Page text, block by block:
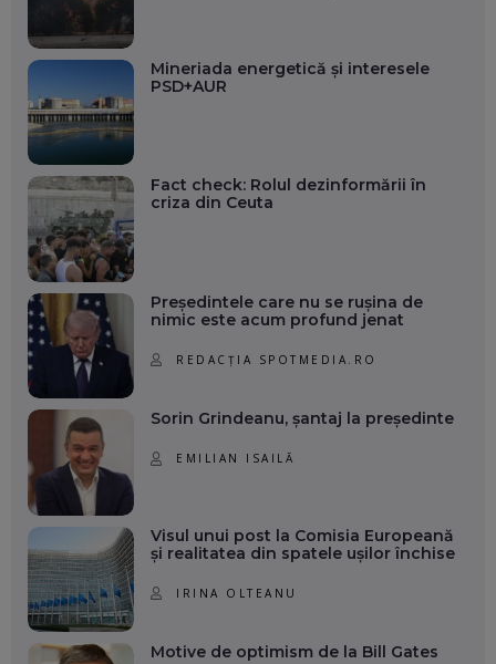
Mineriada energetică și interesele
PSD+AUR
Fact check: Rolul dezinformării în
criza din Ceuta
Președintele care nu se rușina de
nimic este acum profund jenat
REDACȚIA SPOTMEDIA.RO
Sorin Grindeanu, șantaj la președinte
EMILIAN ISAILĂ
Visul unui post la Comisia Europeană
și realitatea din spatele ușilor închise
IRINA OLTEANU
Motive de optimism de la Bill Gates